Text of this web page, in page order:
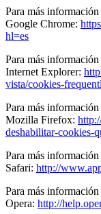
Para más
Google Chrome:
hl=es
Para más
Internet Explorer:
vista/cookies-
Para más
Mozilla Firefox:
deshabilitar-cookies-
Para más
Safari: http://
Para más
Opera: http://